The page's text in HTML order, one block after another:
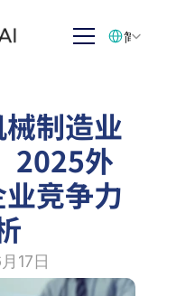
制造业
2025外
竞争力
17日
简体中文